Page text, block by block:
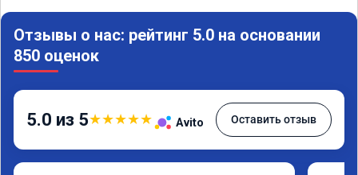
Отзывы о нас: рейтинг 5.0 на основании
850 оценок
5.0 из 5★★★★★ Avito Оставить отзыв